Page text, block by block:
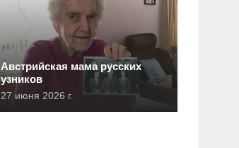
Австрийская мама русских
узников
27 июня 2026 г.